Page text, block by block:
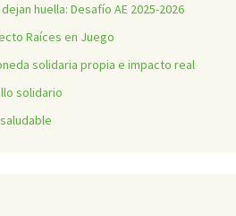
huella: Desafío AE 2025-2026
Raíces en Juego
solidaria propia e impacto real
solidario